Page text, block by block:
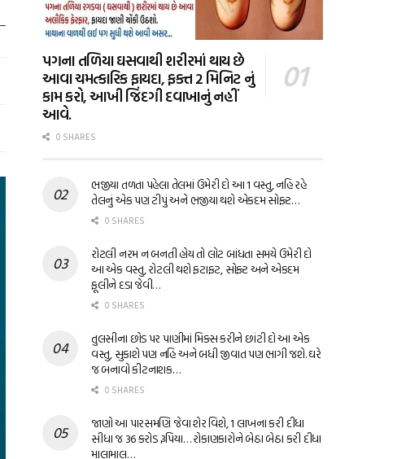
પગના તળિયા ઘસવાથી શરીરમાં થાય છે
આવા ચમત્કારિક ફાયદા, ફક્ત 2 મિનિટ નું
કામ કરો, આખી જિંદગી દવાખાનું નહીં
આવે.
0 SHARES
ભજીયા તળતા પહેલા તેલમાં ઉમેરી દો આ 1 વસ્તુ, નહિ રહે
તેલનું એક પણ ટીપું અને ભજીયા થશે એકદમ સોફ્ટ…
0 SHARES
રોટલી નરમ ન બનતી હોય તો લોટ બાંધતા સમયે ઉમેરી દો
આ એક વસ્તુ, રોટલી થશે ફટાફટ, સોફ્ટ અને એકદમ
ફૂલીને દડા જેવી…
0 SHARES
તુલસીના છોડ પર પાણીમાં મિક્સ કરીને છાંટી દો આ એક
વસ્તુ, સુકાશે પણ નહિ અને બધી જીવાત પણ ભાગી જશે. ઘરે
જ બનાવો કીટનાશક…
0 SHARES
જાણો આ પારસમણિ જેવા શેર વિશે, 1 લાખના કરી દીધા
સીધા જ 36 કરોડ રૂપિયા… રોકાણકારોને બેઠા બેઠા કરી દીધા
માલામાલ…